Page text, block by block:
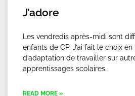
J’adore
Les vendredis après-midi sont
enfants de CP. J’ai fait le choix
d’adaptation de travailler sur
apprentissages scolaires.
READ MORE »